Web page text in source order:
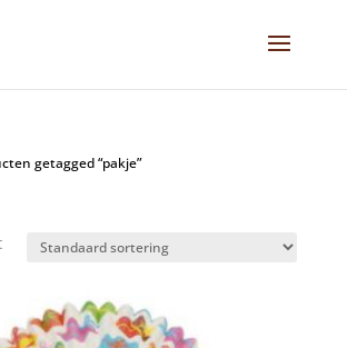
getagged “pakje”